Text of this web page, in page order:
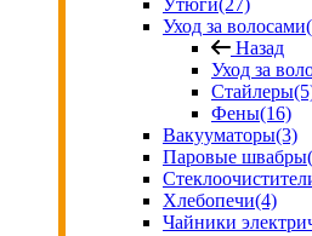
Уход за волосами
Назад
Уход за
Стайлеры
Фены(16)
Вакууматоры(3)
Паровые швабры
Хлебопечи(4)
Чайники